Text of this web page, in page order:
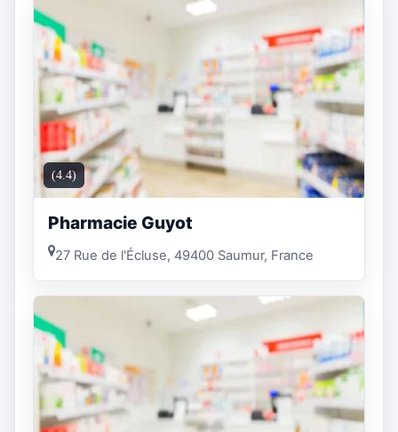
(4.4)
Pharmacie Guyot
27 Rue de l'Écluse, 49400 Saumur, France